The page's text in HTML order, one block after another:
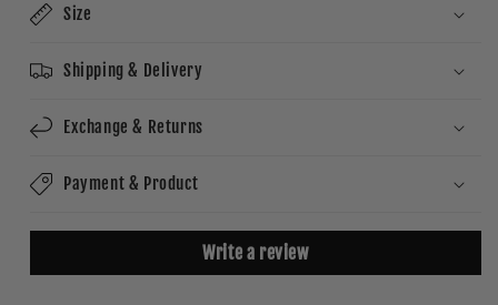
Size
Shipping & Delivery
Exchange & Returns
Payment & Product
Write a review